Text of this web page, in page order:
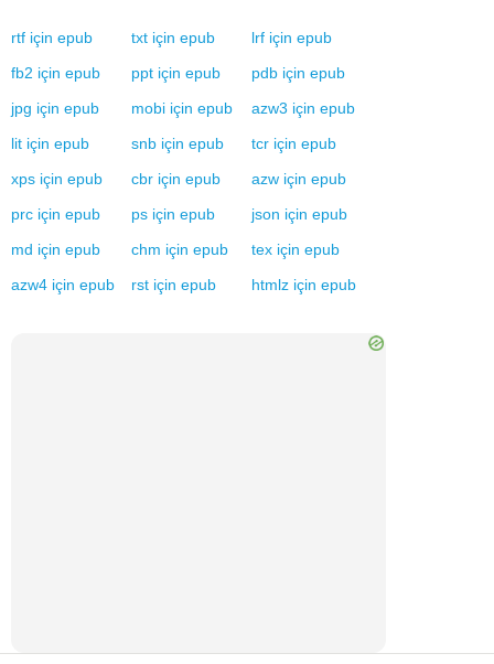
rtf için epub txt için epub lrf için epub
fb2 için epub ppt için epub pdb için epub
jpg için epub mobi için epub azw3 için epub
lit için epub snb için epub tcr için epub
xps için epub cbr için epub azw için epub
prc için epub ps için epub json için epub
md için epub chm için epub tex için epub
azw4 için epub rst için epub htmlz için epub